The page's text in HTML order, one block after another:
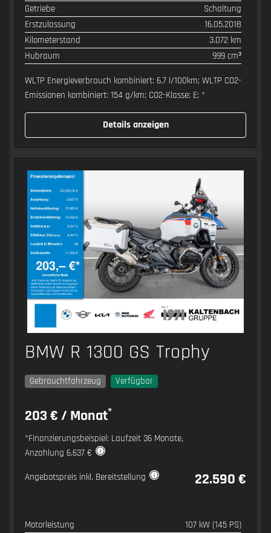
Getriebe
Schaltung
Erstzulassung
16.05.2018
Kilometerstand
3.072 km
Hubraum
999 cm³
WLTP Energieverbrauch kombiniert: 6.7 l/100km; WLTP CO2-
Emissionen kombiniert: 154 g/km; CO2-Klasse: E; *
Details anzeigen
BMW R 1300 GS Trophy
Gebrauchtfahrzeug Verfügbar
203 € / Monat*
*Finanzierungsbeispiel: Laufzeit 36 Monate,
Anzahlung 6.637 €
Angebotspreis inkl. Bereitstellung 22.590 €
Motorleistung 107 kW (145 PS)